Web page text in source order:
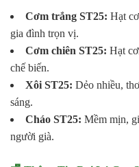
Cơm trắng ST25: Hạt
gia đình trọn vị.
Cơm chiên ST25: Hạt
chế biến.
Xôi ST25: Dẻo nhiều,
sáng.
Cháo ST25: Mềm mịn,
người già.